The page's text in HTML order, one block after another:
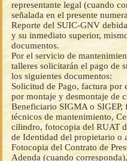
representante legal (cuando
señalada en el presente
Reporte del SUIC-GNV
y su inmediato superior,
documentos.
Por el servicio de
talleres solicitarán el pago de
los siguientes documentos:
Solicitud de Pago, factura por
por montaje y desmontaje de
Beneficiario SIGMA o
técnicos de mantenimiento,
cilindro, fotocopia del RUAT
de Identidad del propietario o
Fotocopia del Contrato de
Adenda (cuando